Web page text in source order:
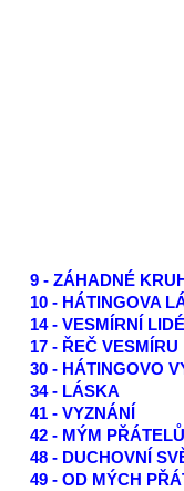
9 - ZÁHADNÉ
10 - HÁTINGOVA
14 - VESMÍRNÍ LIDÉ
17 - ŘEČ VESMÍRU
30 - HÁTINGOVO
34 - LÁSKA
41 - VYZNÁNÍ
42 - MÝM
48 - DUCHOVNÍ
49 - OD MÝCH